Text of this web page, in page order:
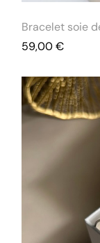
Bracelet soie
59,00€